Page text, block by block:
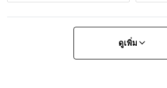
ดูเพิ่ม